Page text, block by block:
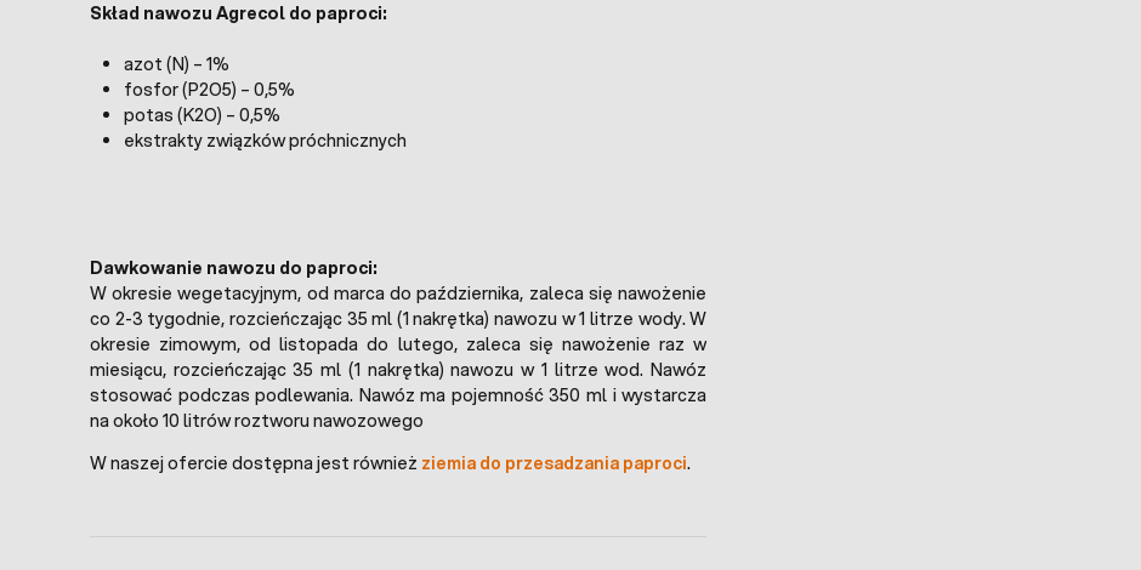
Skład nawozu Agrecol do paproci:
azot (N) – 1%
fosfor (P2O5) – 0,5%
potas (K2O) – 0,5%
ekstrakty związków próchnicznych
Dawkowanie nawozu do paproci:
W okresie wegetacyjnym, od marca do października, zaleca się nawożenie
co 2-3 tygodnie, rozcieńczając 35 ml (1 nakrętka) nawozu w 1 litrze wody. W
okresie zimowym, od listopada do lutego, zaleca się nawożenie raz w
miesiącu, rozcieńczając 35 ml (1 nakrętka) nawozu w 1 litrze wod. Nawóz
stosować podczas podlewania. Nawóz ma pojemność 350 ml i wystarcza
na około 10 litrów roztworu nawozowego
W naszej ofercie dostępna jest również ziemia do przesadzania paproci.